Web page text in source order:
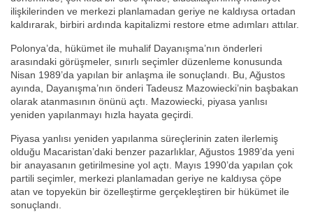
ilişkilerinden ve merkezi planlamadan geriye ne kaldıysa ortadan
kaldırarak, birbiri ardında kapitalizmi restore etme adımları attılar.
Polonya’da, hükümet ile muhalif Dayanışma’nın önderleri
arasındaki görüşmeler, sınırlı seçimler düzenleme konusunda
Nisan 1989’da yapılan bir anlaşma ile sonuçlandı. Bu, Ağustos
ayında, Dayanışma’nın önderi Tadeusz Mazowiecki’nin başbakan
olarak atanmasının önünü açtı. Mazowiecki, piyasa yanlısı
yeniden yapılanmayı hızla hayata geçirdi.
Piyasa yanlısı yeniden yapılanma süreçlerinin zaten ilerlemiş
olduğu Macaristan’daki benzer pazarlıklar, Ağustos 1989’da yeni
bir anayasanın getirilmesine yol açtı. Mayıs 1990’da yapılan çok
partili seçimler, merkezi planlamadan geriye ne kaldıysa çöpe
atan ve topyekün bir özelleştirme gerçekleştiren bir hükümet ile
sonuçlandı.